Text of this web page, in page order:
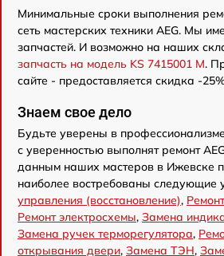
Минимальные сроки выполнения
сеть мастерских техники AEG. Мы
запчастей. И возможно на наших
запчасть на модель KS 7415001 M.
сайте - предоставляется скидка -
Знаем свое дело
Будьте уверены в
с уверенностью выполнят ремонт
данным наших мастеров в Ижевске
наиболее востребованы следующие
управления (восстановление),
Ремонт электросхемы, Замена
Замена ручек терморегулятора,
открывания двери, Замена ТЭН,